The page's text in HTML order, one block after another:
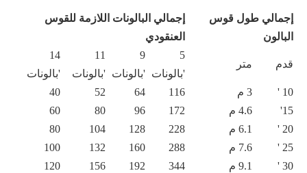
إجمالي طول قوس
البالون
إجمالي البالونات اللازمة للقوس
العنقودي
قدم متر
5
'بالونات
9
'بالونات
11
'بالونات
14
'بالونات
10 '
3 م 116
64
52
40
15'
4.6 م 172
96
80
60
20 '
6.1 م 228
128
104
80
25 '
7.6 م 288
160
132
100
30 '
9.1 م 344
192
156
120